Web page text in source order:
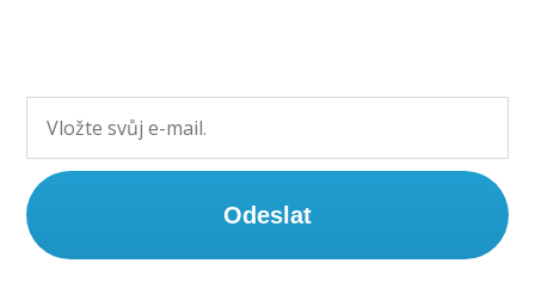
Odeslat